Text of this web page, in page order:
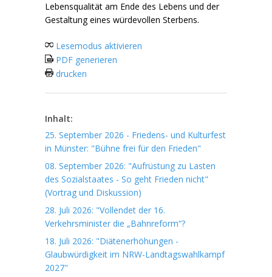
Lebensqualität am Ende des Lebens und der
Gestaltung eines würdevollen Sterbens.
Lesemodus aktivieren
PDF generieren
drucken
Inhalt:
25. September 2026 - Friedens- und Kulturfest
in Münster: "Bühne frei für den Frieden"
08. September 2026: "Aufrüstung zu Lasten
des Sozialstaates - So geht Frieden nicht"
(Vortrag und Diskussion)
28. Juli 2026: "Vollendet der 16.
Verkehrsminister die „Bahnreform“?
18. Juli 2026: "Diätenerhöhungen -
Glaubwürdigkeit im NRW-Landtagswahlkampf
2027"